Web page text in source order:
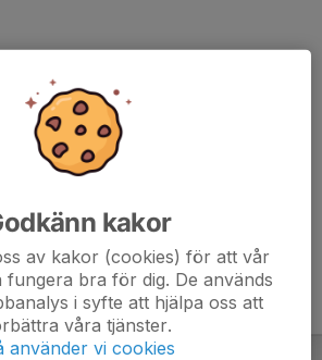
kakor
av kakor (cookies) för att vår
fungera bra för dig. De används
i syfte att hjälpa oss att
våra tjänster.
använder vi cookies